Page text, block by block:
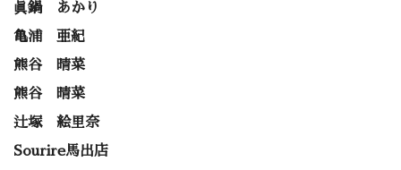
眞鍋 あかり
亀浦 亜紀
熊谷 晴菜
熊谷 晴菜
辻塚 絵里奈
Sourire馬出店